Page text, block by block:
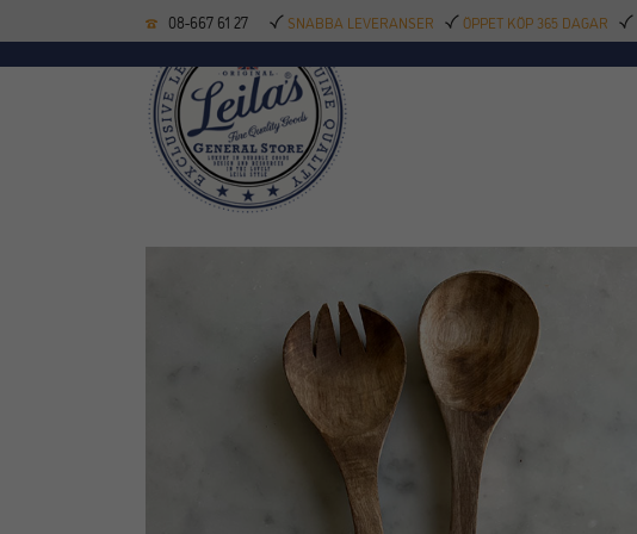
08-667 61 27 SNABBA LEVERANSER ÖPPET KÖP 365 DAGAR
KÖKSREDSKAP BAKTILLBEHÖR